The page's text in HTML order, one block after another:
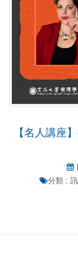
【名人講座
分類 :